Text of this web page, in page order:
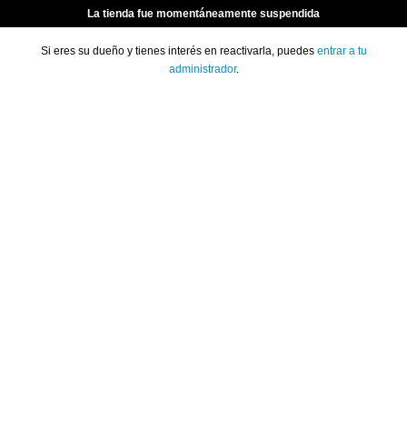
La tienda fue momentáneamente suspendida
Si eres su dueño y tienes interés en reactivarla, puedes entrar a tu
administrador.